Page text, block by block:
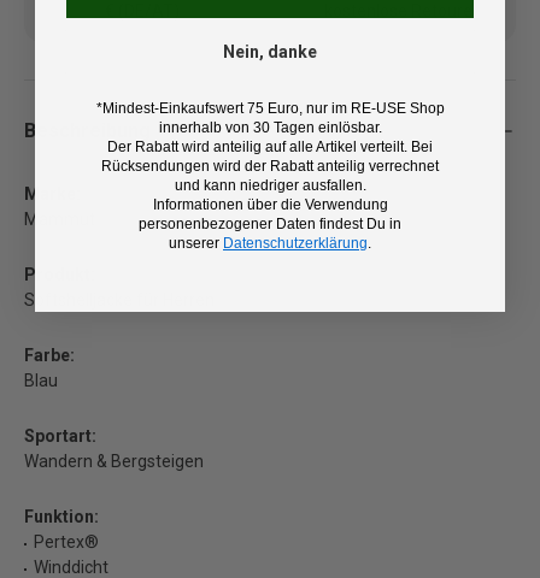
Beschreibung
Marke:
Mammut
Produkt:
Softshelljacke für Herren
Farbe:
Blau
Sportart:
Wandern & Bergsteigen
Funktion:
Pertex®
Winddicht
Nein, danke
*Mindest-Einkaufswert 75 Euro, nur im RE-USE Shop
innerhalb von 30 Tagen einlösbar.
Der Rabatt wird anteilig auf alle Artikel verteilt. Bei
Rücksendungen wird der Rabatt anteilig verrechnet
und kann niedriger ausfallen.
Informationen über die Verwendung
personenbezogener Daten findest Du in
unserer Datenschutzerklärung